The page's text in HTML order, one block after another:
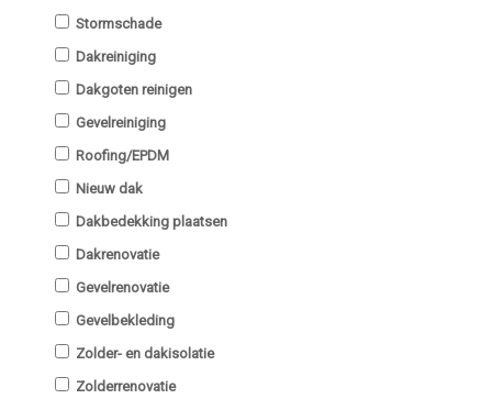
Stormschade
Dakreiniging
Dakgoten reinigen
Gevelreiniging
Roofing/EPDM
Nieuw dak
Dakbedekking plaatsen
Dakrenovatie
Gevelrenovatie
Gevelbekleding
Zolder- en dakisolatie
Zolderrenovatie